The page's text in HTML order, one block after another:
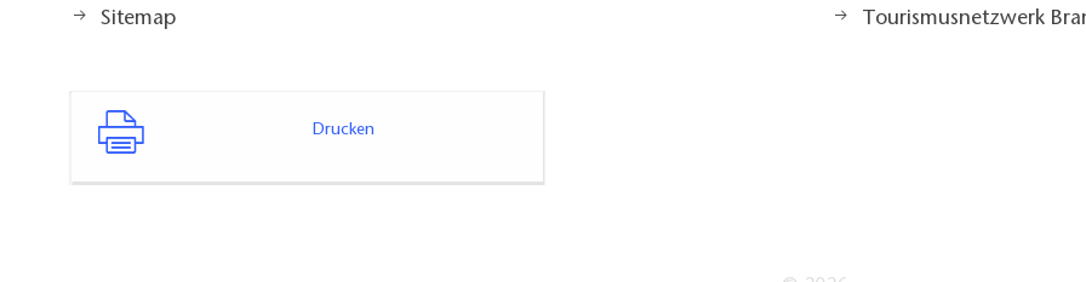
Sitemap
Tourismusnetzwerk
Drucken